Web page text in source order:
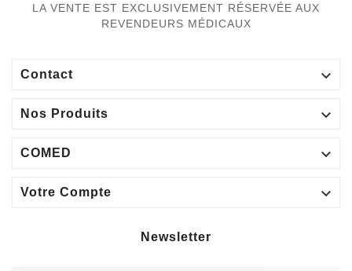
LA VENTE EST EXCLUSIVEMENT RÉSERVÉE AUX
REVENDEURS MÉDICAUX
Contact 
Nos Produits 
COMED 
Votre Compte 
Newsletter